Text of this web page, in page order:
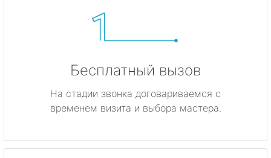
Бесплатный вызов
На стадии звонка договариваемся с
временем визита и выбора мастера.